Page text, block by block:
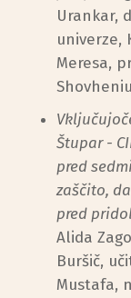
Urankar,
univerze,
Meresa,
Štupar -
pred
zaščito,
pred
Alida
Buršič,
Mustafa,